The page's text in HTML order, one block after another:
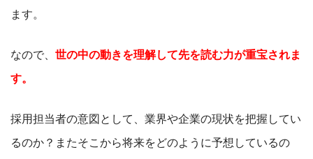
ます。
なので、 世の中の動きを理解して先を読む力が重宝されま
す。
採用担当者の意図として、業界や企業の現状を把握してい
るのか？またそこから将来をどのように予想しているの